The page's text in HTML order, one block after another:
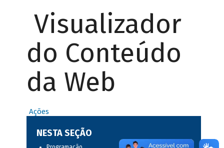
Visualizador
do Conteúdo
da Web
Ações
NESTA SEÇÃO